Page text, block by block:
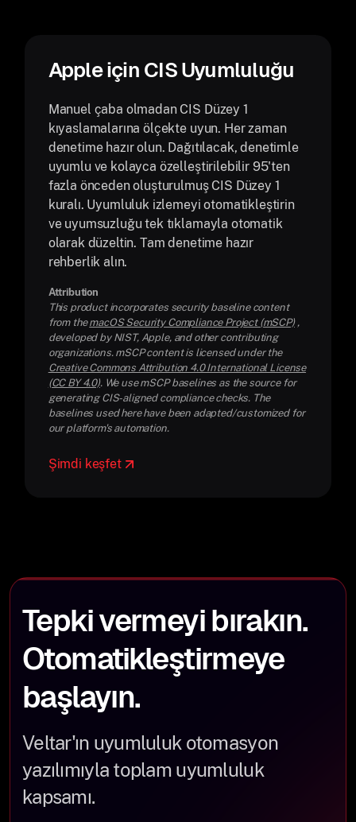
Apple için CIS Uyumluluğu
Manuel çaba olmadan CIS Düzey 1
kıyaslamalarına ölçekte uyun. Her zaman
denetime hazır olun. Dağıtılacak, denetimle
uyumlu ve kolayca özelleştirilebilir 95'ten
fazla önceden oluşturulmuş CIS Düzey 1
kuralı. Uyumluluk izlemeyi otomatikleştirin
ve uyumsuzluğu tek tıklamayla otomatik
olarak düzeltin. Tam denetime hazır
rehberlik alın.
Attribution
This product incorporates security baseline content
from themacOS Security Compliance Project (mSCP),
developed by NIST, Apple, and other contributing
organizations. mSCP content is licensed under the
Creative Commons Attribution 4.0 International License
(CC BY 4.0). We use mSCP baselines as the source for
generating CIS-aligned compliance checks. The
baselines used here have been adapted/customized for
our platform's automation.
Şimdi keşfet
Tepki vermeyi bırakın.
Otomatikleştirmeye
başlayın.
Veltar'ın uyumluluk otomasyon
yazılımıyla toplam uyumluluk
kapsamı.